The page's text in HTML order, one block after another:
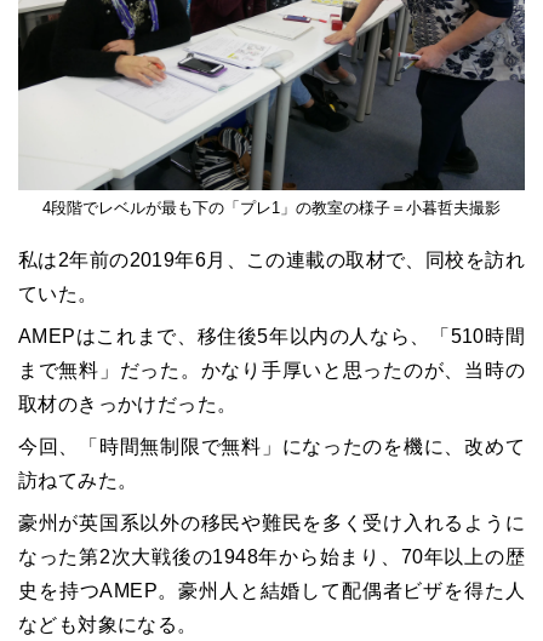
4段階でレベルが最も下の「プレ1」の教室の様子＝小暮哲夫撮影
私は2年前の2019年6月、この連載の取材で、同校を訪れ
ていた。
AMEPはこれまで、移住後5年以内の人なら、「510時間
まで無料」だった。かなり手厚いと思ったのが、当時の
取材のきっかけだった。
今回、「時間無制限で無料」になったのを機に、改めて
訪ねてみた。
豪州が英国系以外の移民や難民を多く受け入れるように
なった第2次大戦後の1948年から始まり、70年以上の歴
史を持つAMEP。豪州人と結婚して配偶者ビザを得た人
なども対象になる。